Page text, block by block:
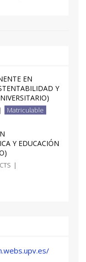
EN
Y
| Matriculable
Y EDUCACIÓN
|